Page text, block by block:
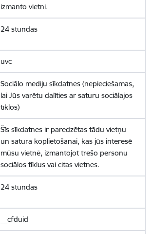
izmanto vietni.
24 stundas
uvc
Sociālo mediju sīkdatnes (nepieciešamas,
lai Jūs varētu dalīties ar saturu sociālajos
tīklos)
Šīs sīkdatnes ir paredzētas tādu vietņu
un satura koplietošanai, kas jūs interesē
mūsu vietnē, izmantojot trešo personu
sociālos tīklus vai citas vietnes.
24 stundas
__cfduid